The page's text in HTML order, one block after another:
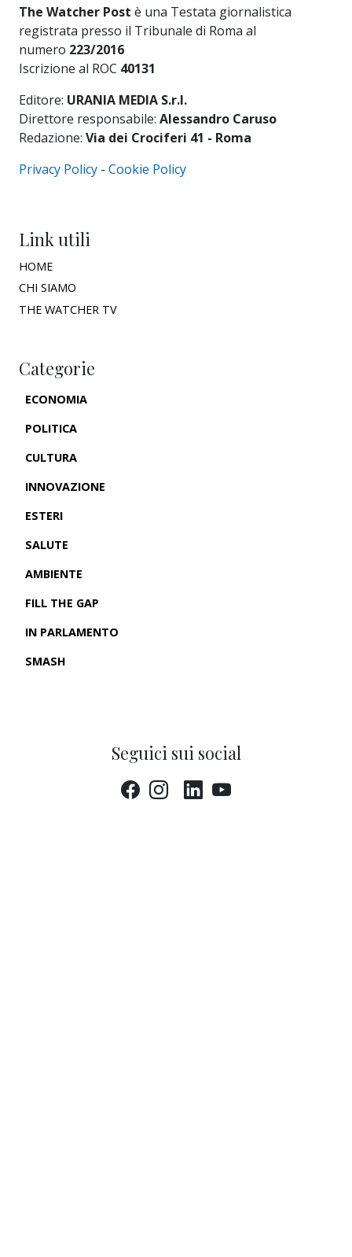
The Watcher Post è una Testata giornalistica
registrata presso il Tribunale di Roma al
numero 223/2016
Iscrizione al ROC 40131
Editore: URANIA MEDIA S.r.l.
Direttore responsabile: Alessandro Caruso
Redazione: Via dei Crociferi 41 - Roma
Privacy Policy - Cookie Policy
Link utili
HOME
CHI SIAMO
THE WATCHER TV
Categorie
ECONOMIA
POLITICA
CULTURA
INNOVAZIONE
ESTERI
SALUTE
AMBIENTE
FILL THE GAP
IN PARLAMENTO
SMASH
Seguici sui social